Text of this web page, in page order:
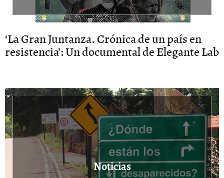
‘La Gran Juntanza. Crónica de un país en
resistencia’: Un documental de Elegante Lab
Noticias